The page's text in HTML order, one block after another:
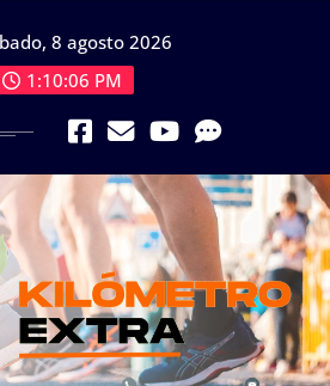
8 agosto 2026
1:10:08 PM